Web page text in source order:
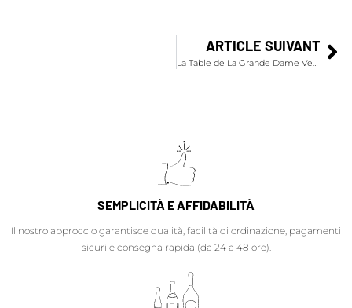
ARTICLE SUIVANT
SEMPLICITÀ E AFFIDABILITÀ
Il nostro approccio garantisce qualità, facilità di ordinazione, pagamenti
sicuri e consegna rapida (da 24 a 48 ore).